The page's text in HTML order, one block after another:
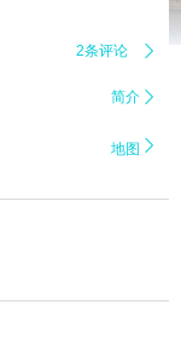
2条评论 
简介 
地图 